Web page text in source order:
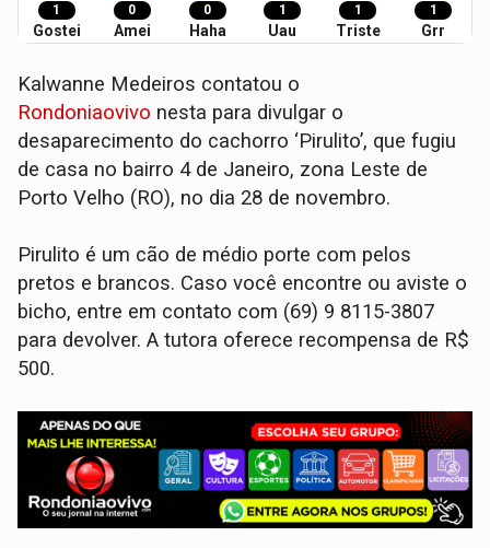
1
Gostei
0
Amei
0
Haha
1
Uau
1
Triste
1
Grr
Kalwanne Medeiros contatou o
Rondoniaovivo nesta para divulgar o
desaparecimento do cachorro ‘Pirulito’, que fugiu
de casa no bairro 4 de Janeiro, zona Leste de
Porto Velho (RO), no dia 28 de novembro.
Pirulito é um cão de médio porte com pelos
pretos e brancos. Caso você encontre ou aviste o
bicho, entre em contato com (69) 9 8115-3807
para devolver. A tutora oferece recompensa de R$
500.